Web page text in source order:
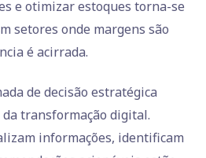
e otimizar estoques torna-se
setores onde margens são
é acirrada.
de decisão estratégica
da transformação digital.
informações, identificam